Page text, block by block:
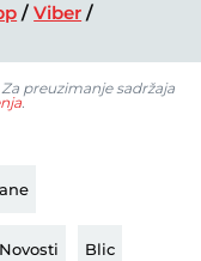
/Viber /
preuzimanje sadržaja
.
Blic